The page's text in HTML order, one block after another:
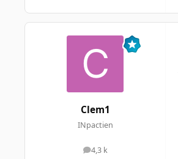
Clem1
INpactien
4,3 k
messages